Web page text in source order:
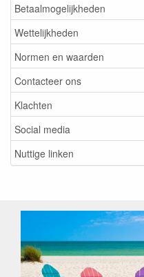
Betaalmogelijkheden
Wettelijkheden
Normen en waarden
Contacteer ons
Klachten
Social media
Nuttige linken